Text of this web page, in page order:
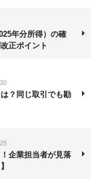
年分所得）の確
正ポイント
？同じ取引でも勘
企業担当者が見落